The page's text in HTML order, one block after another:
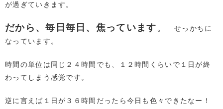
が過ぎていきます。
だから、毎日毎日、焦っています。
せっかちに
なっています。
時間の単位は同じ２４時間でも、１２時間くらいで１日が終
わってしまう感覚です。
逆に言えば１日が３６時間だったら今日も色々できたなー！